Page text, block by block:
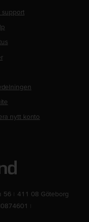
support
nytt konto
56
411 08 Göteborg